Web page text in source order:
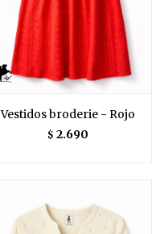
Vestidos broderie - Rojo
$ 2.690